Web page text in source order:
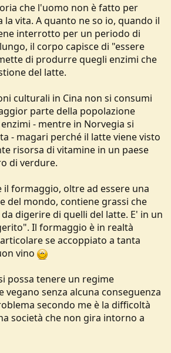
che l'uomo non è fatto per
vita. A quanto ne so io, quando il
interrotto per un periodo di
il corpo capisce di "essere
di produrre quegli enzimi che
del latte.
culturali in Cina non si consumi
parte della popolazione
- mentre in Norvegia si
- magari perché il latte viene visto
risorsa di vitamine in un paese
di verdure.
il formaggio, oltre ad essere una
del mondo, contiene grassi che
digerire di quelli del latte. E' in un
Il formaggio è in realtà
se accoppiato a tanta
vino
possa tenere un regime
vegano senza alcuna conseguenza
secondo me è la difficoltà
società che non gira intorno a